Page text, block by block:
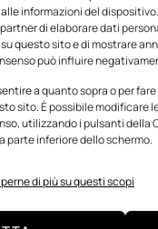
informazioni del
di elaborare dati
questo sito e di mostrare
può influire
a quanto sopra o per
sito. È possibile modificare
utilizzando i pulsanti della
parte inferiore dello schermo.
di più su questi scopi